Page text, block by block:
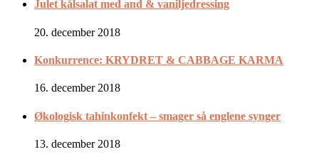
Julet kålsalat med and & vaniljedressing
20. december 2018
Konkurrence: KRYDRET & CABBAGE KARMA
16. december 2018
Økologisk tahinkonfekt – smager så englene synger
13. december 2018